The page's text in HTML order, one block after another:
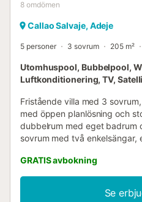
8 omdömen
Callao Salvaje, Adeje
5 personer 3 sovrum 205 m²
Utomhuspool, Bubbelpool,
Luftkonditionering, TV,
Fristående villa med 3
med öppen planlösning och
dubbelrum med eget badrum
sovrum med två
vardagsrum med platt-TV
språk och wifi, terrass med
pool, solstolar, bord och
GRATIS avbokning
Se